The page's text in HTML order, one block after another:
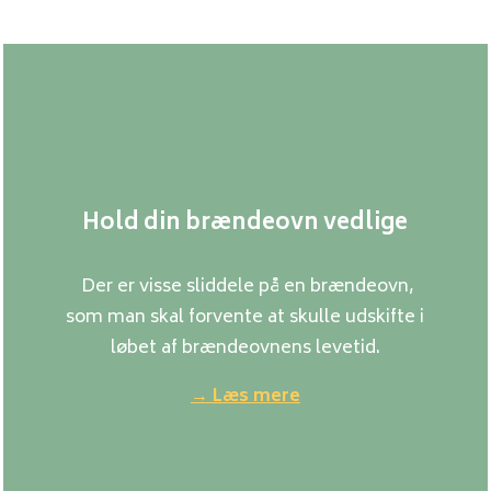
Hold din brændeovn vedlige
Der er visse sliddele på en brændeovn,
som man skal forvente at skulle udskifte i
løbet af brændeovnens levetid.
→ Læs mere